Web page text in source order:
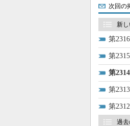
次回の
新し
2316
2315
2314
2313
2312
過去